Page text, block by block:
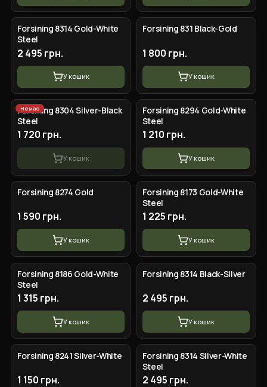
Forsining 8314 Gold-White
Steel
2 495 грн.
У кошик
Forsining 831 Black-Gold
1 800 грн.
У кошик
Немає
Forsining 8304 Silver-Black
Steel
1 720 грн.
У кошик
Forsining 8294 Gold-White
Steel
1 210 грн.
У кошик
Forsining 8274 Gold
1 590 грн.
У кошик
Forsining 8173 Gold-White
Steel
1 225 грн.
У кошик
Forsining 8186 Gold-White
Steel
1 315 грн.
У кошик
Forsining 8314 Black-Silver
2 495 грн.
У кошик
Forsining 8241 Silver-White
1 150 грн.
Forsining 8314 Silver-White
Steel
2 495 грн.